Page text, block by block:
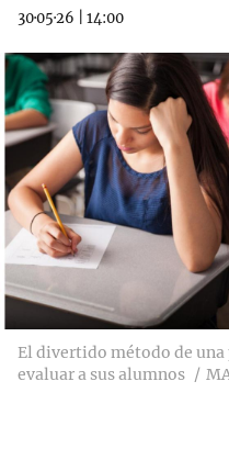
30·05·26 14:00
El divertido método de
evaluar a sus alumnos